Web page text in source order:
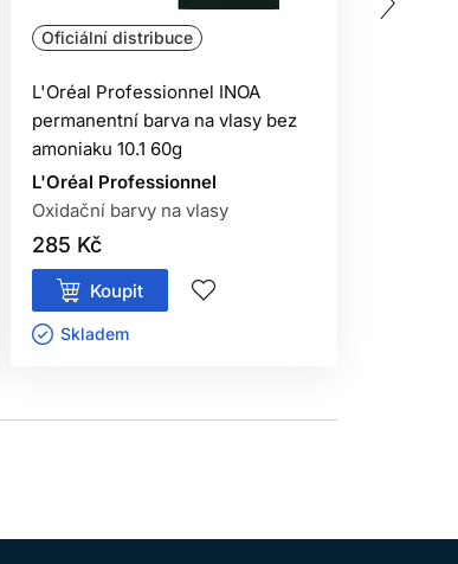
Oficiální distribuce
L'Oréal Professionnel INOA
permanentní barva na vlasy bez
amoniaku 10.1 60g
L'Oréal Professionnel
Oxidační barvy na vlasy
285 Kč
Koupit
Skladem ㅤ